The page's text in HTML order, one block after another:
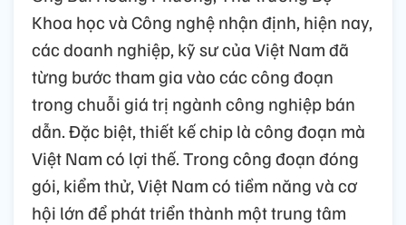
Khoa học và Công nghệ nhận định, hiện nay,
các doanh nghiệp, kỹ sư của Việt Nam đã
từng bước tham gia vào các công đoạn
trong chuỗi giá trị ngành công nghiệp bán
dẫn. Đặc biệt, thiết kế chip là công đoạn mà
Việt Nam có lợi thế. Trong công đoạn đóng
gói, kiểm thử, Việt Nam có tiềm năng và cơ
hội lớn để phát triển thành một trung tâm